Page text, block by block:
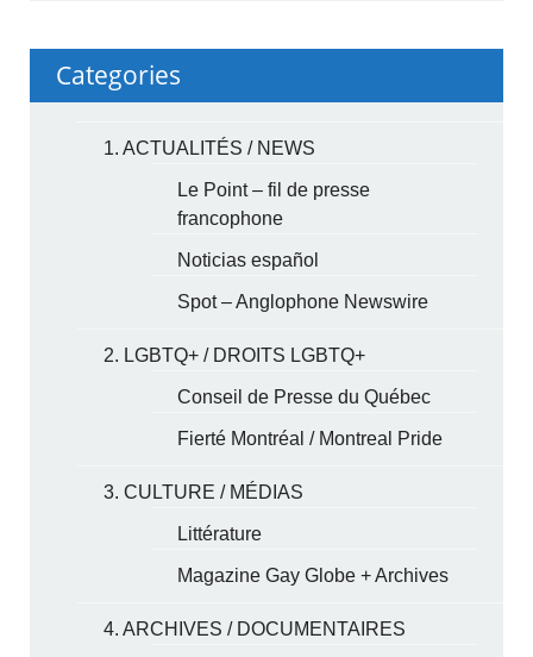
Categories
1. ACTUALITÉS / NEWS
Le Point – fil de presse
francophone
Noticias español
Spot – Anglophone Newswire
2. LGBTQ+ / DROITS LGBTQ+
Conseil de Presse du Québec
Fierté Montréal / Montreal Pride
3. CULTURE / MÉDIAS
Littérature
Magazine Gay Globe + Archives
4. ARCHIVES / DOCUMENTAIRES